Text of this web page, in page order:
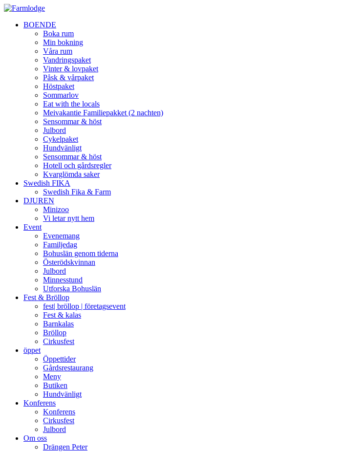
BOENDE
Boka rum
Min bokning
Våra rum
Vandringspaket
Vinter & lovpaket
Påsk & vårpaket
Höstpaket
Sommarlov
Eat with the locals
Meivakantie Familiepakket (2 nachten)
Sensommar & höst
Julbord
Cykelpaket
Hundvänligt
Sensommar & höst
Hotell och gårdsregler
Kvarglömda saker
Swedish FIKA
Swedish Fika & Farm
DJUREN
Minizoo
Vi letar nytt hem
Event
Evenemang
Familjedag
Bohuslän genom tiderna
Österödskvinnan
Julbord
Minnesstund
Utforska Bohuslän
Fest & Bröllop
fest| bröllop | företagsevent
Fest & kalas
Barnkalas
Bröllop
Cirkusfest
öppet
Öppettider
Gårdsrestaurang
Meny
Butiken
Hundvänligt
Konferens
Konferens
Cirkusfest
Julbord
Om oss
Drängen Peter